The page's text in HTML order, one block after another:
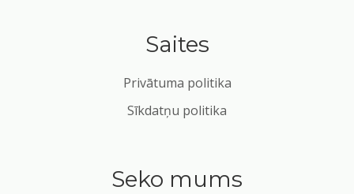
Saites
Privātuma politika
Sīkdatņu politika
Seko mums